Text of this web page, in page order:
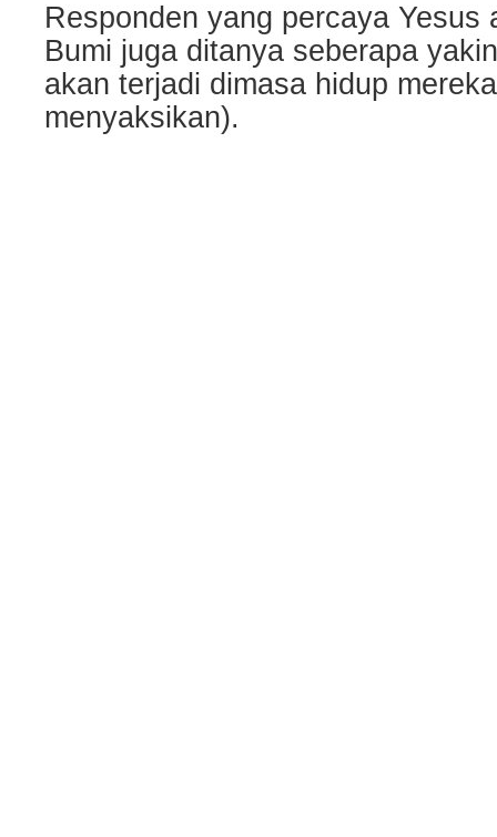
Responden yang percaya Yesus
Bumi juga ditanya seberapa
akan terjadi dimasa hidup
menyaksikan).